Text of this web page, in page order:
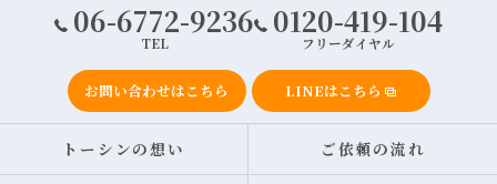
06-6772-9236
TEL
0120-419-104
フリーダイヤル
お問い合わせはこちら LINEはこちら
トーシンの想い ご依頼の流れ